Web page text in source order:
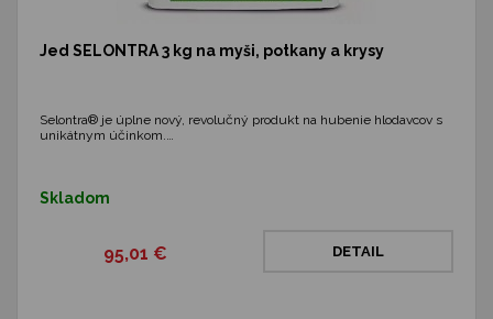
Jed SELONTRA 3 kg na myši, potkany a krysy
Selontra® je úplne nový, revolučný produkt na hubenie hlodavcov s
unikátnym účinkom.…
Skladom
95,01 € DETAIL